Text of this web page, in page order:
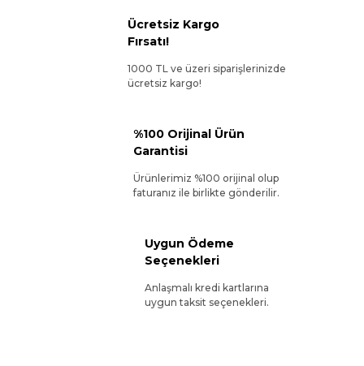
Ücretsiz Kargo
Fırsatı!
1000 TL ve üzeri siparişlerinizde
ücretsiz kargo!
%100 Orijinal Ürün
Garantisi
Ürünlerimiz %100 orijinal olup
faturanız ile birlikte gönderilir.
Uygun Ödeme
Seçenekleri
Anlaşmalı kredi kartlarına
uygun taksit seçenekleri.